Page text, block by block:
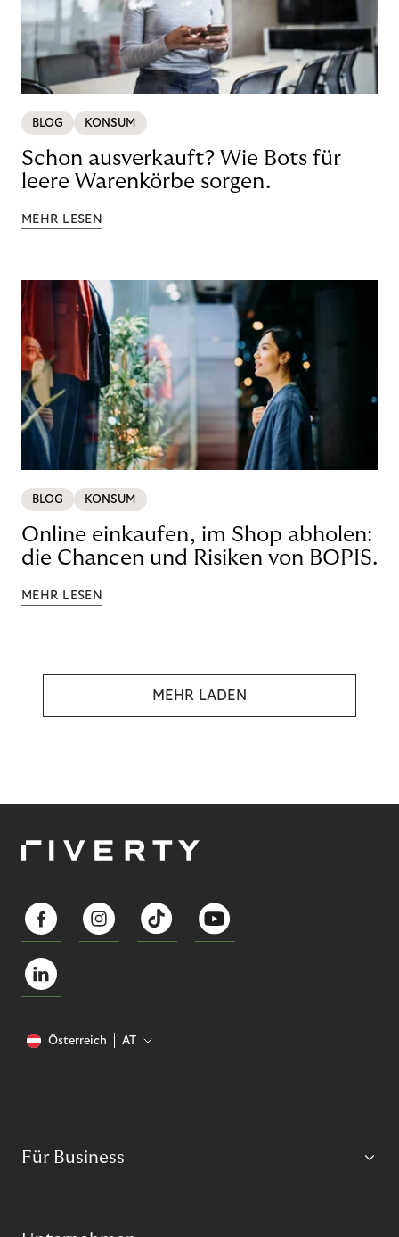
BLOG KONSUM
Schon ausverkauft? Wie Bots für
leere Warenkörbe sorgen.
MEHR LESEN
BLOG KONSUM
Online einkaufen, im Shop abholen:
die Chancen und Risiken von BOPIS.
MEHR LESEN
MEHR LADEN
Österreich AT
Für Business